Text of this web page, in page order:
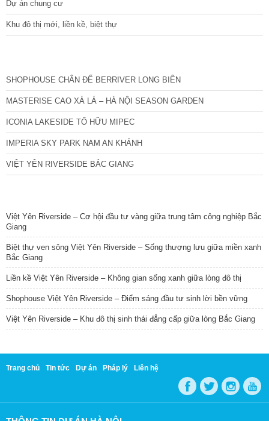
Dự án chung cư
Khu đô thị mới, liền kề, biệt thự
SHOPHOUSE CHÂN ĐẾ BERRIVER LONG BIÊN
MASTERISE CAO XÀ LÁ – HÀ NỘI SEASON GARDEN
ICONIA LAKESIDE TỐ HỮU MIPEC
IMPERIA SKY PARK NAM AN KHÁNH
VIỆT YÊN RIVERSIDE BẮC GIANG
Việt Yên Riverside – Cơ hội đầu tư vàng giữa trung tâm công nghiệp Bắc
Giang
Biệt thự ven sông Việt Yên Riverside – Sống thượng lưu giữa miền xanh
Bắc Giang
Liền kề Việt Yên Riverside – Không gian sống xanh giữa lòng đô thị
Shophouse Việt Yên Riverside – Điểm sáng đầu tư sinh lời bền vững
Việt Yên Riverside – Khu đô thị sinh thái đẳng cấp giữa lòng Bắc Giang
Trang chủ Tin tức Dự án Pháp lý Liên hệ